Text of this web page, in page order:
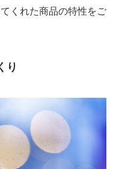
くれた商品の特性をご
り